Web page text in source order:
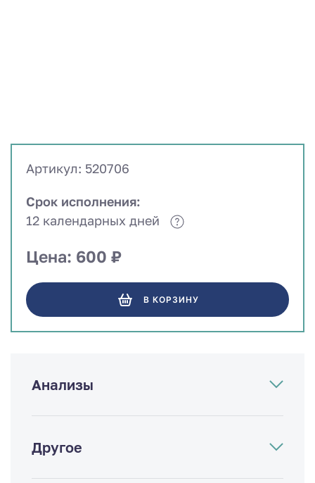
Анализы
Другое
Артикул: 520706
Срок исполнения:
12 календарных дней
Цена: 600 ₽
В КОРЗИНУ